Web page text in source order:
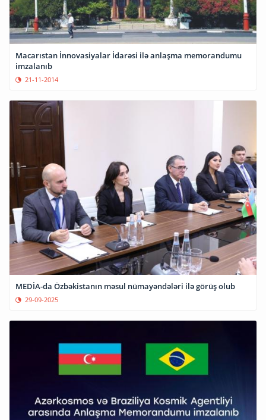
Macarıstan İnnovasiyalar İdarəsi ilə anlaşma memorandumu
imzalanıb
21-11-2014
MEDİA-da Özbəkistanın məsul nümayəndələri ilə görüş olub
29-09-2025